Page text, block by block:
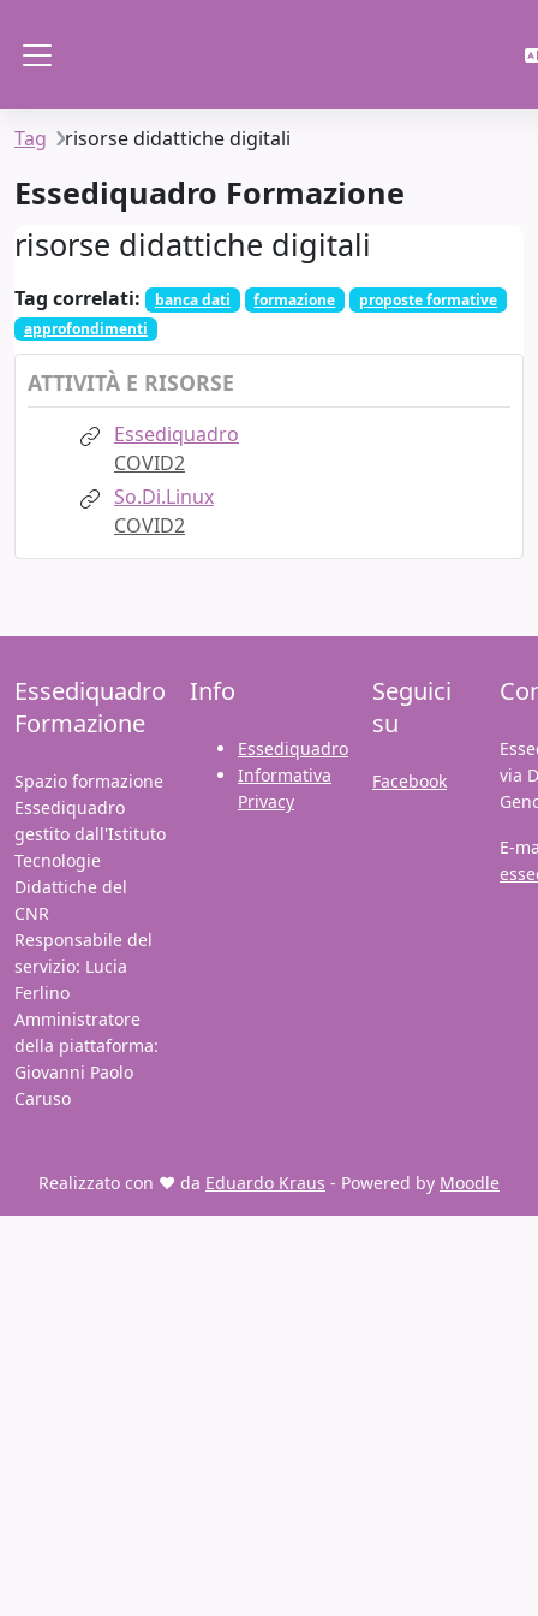
Tag risorse didattiche digitali
Essediquadro Formazione
risorse didattiche digitali
Tag correlati: banca dati formazione
proposte formative
approfondimenti
ATTIVITÀ E RISORSE
Essediquadro
COVID2
So.Di.Linux
COVID2
Essediquadro
Formazione
Spazio formazione
Essediquadro
gestito dall'Istituto
Tecnologie
Didattiche del
CNR
Responsabile del
servizio: Lucia
Ferlino
Amministratore
della piattaforma:
Giovanni Paolo
Caruso
Info
Essediquadro
Informativa
Privacy
Seguici
su
Facebook
via
E-
Realizzato con ❤️ da Eduardo Kraus - Powered by Moodle